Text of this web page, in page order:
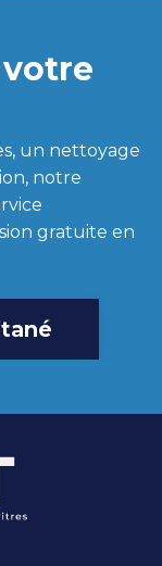
un nettoyage
notre
gratuite en